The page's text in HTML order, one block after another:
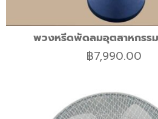
พวงหรีดพัดลมอุตสาหกรรม
฿7,990.00